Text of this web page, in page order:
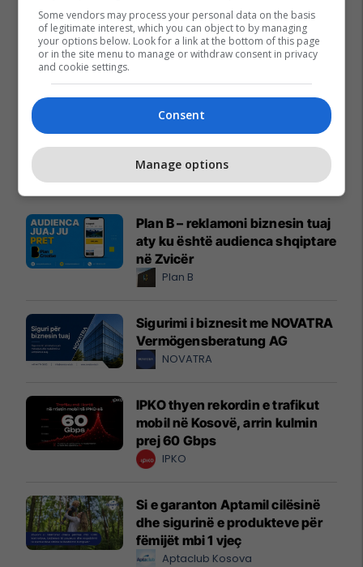
Reklamo këtu
Plan B – reklamoni biznesin tuaj
aty ku është audienca shqiptare
në Zvicër
Plan B
Sigurimi i biznesit me NOVATRA
Vermögensberatung AG
NOVATRA
IPKO thyen rekordin e trafikut
mobil në Kosovë, arrin kulmin
prej 60 Gbps
IPKO
Si e garanton Aptamil cilësinë
dhe sigurinë e produkteve për
fëmijët mbi 1 vjeç
Aptaclub Kosova
Some vendors may process your personal data on the basis
of legitimate interest, which you can object to by managing
your options below. Look for a link at the bottom of this page
or in the site menu to manage or withdraw consent in privacy
and cookie settings.
Consent
Manage options